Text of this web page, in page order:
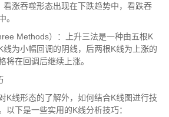
看涨吞噬形态出现在下跌趋势中，看跌吞
。
Methods）：上升三法是一种由五根K
为小幅回调的阴线，后两根K线为上涨的
将在回调后继续上涨。
K线形态的了解外，如何结合K线图进行技
以下是一些实用的K线分析技巧：